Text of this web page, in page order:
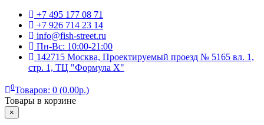
+7 495 177 08 71
+7 926 714 23 14
info@fish-street.ru
Пн-Вс: 10:00-21:00
142715 Москва, Проектируемый проезд № 5165 вл. 1,
стр. 1, ТЦ "Формула X"
0Товаров: 0 (0.00р.)
Товары в корзине
×